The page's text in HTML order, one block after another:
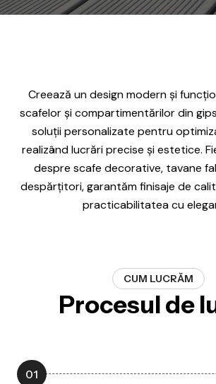
Creează un design modern și
scafelor și compartimentărilor din
soluții personalizate pentru
realizând lucrări precise și estetice.
despre scafe decorative, tavane
despărțitori, garantăm finisaje de
practicabilitatea cu
CUM LUCRĂM
Procesul de
01